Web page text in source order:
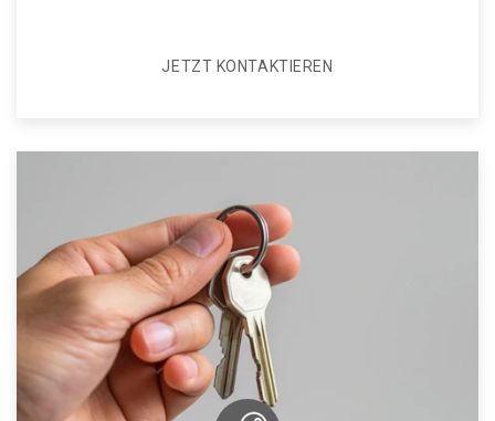
JETZT KONTAKTIEREN